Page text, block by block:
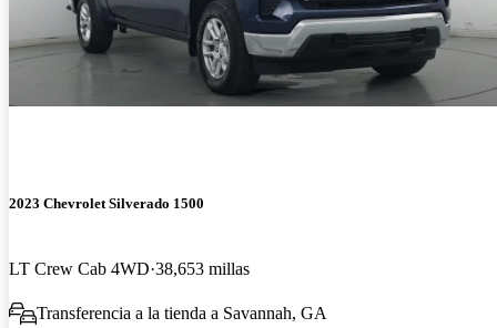
2023 Chevrolet Silverado 1500
LT Crew Cab 4WD 38,653 millas
Transferencia a la tienda a Savannah, GA